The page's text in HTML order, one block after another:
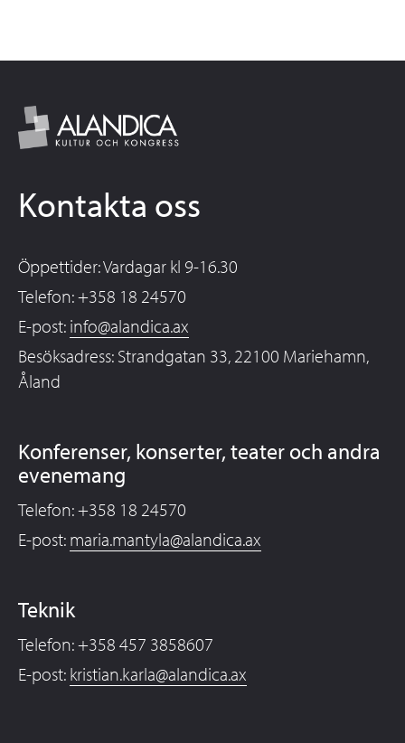
Kontakta oss
Öppettider: Vardagar kl 9-16.30
Telefon: +358 18 24570
E-post: info@alandica.ax
Besöksadress: Strandgatan 33, 22100 Mariehamn,
Åland
Konferenser, konserter, teater och andra
evenemang
Telefon: +358 18 24570
E-post: maria.mantyla@alandica.ax
Teknik
Telefon: +358 457 3858607
E-post: kristian.karla@alandica.ax